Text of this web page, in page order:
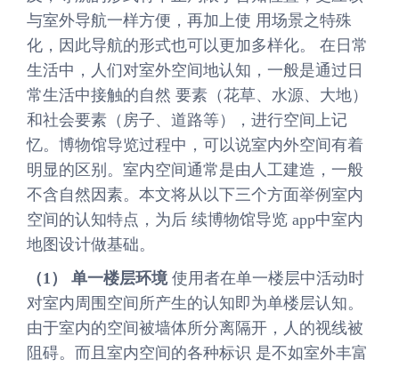
与室外导航一样方便，再加上使 用场景之特殊
化，因此导航的形式也可以更加多样化。 在日常
生活中，人们对室外空间地认知，一般是通过日
常生活中接触的自然 要素（花草、水源、大地）
和社会要素（房子、道路等），进行空间上记
忆。博物馆导览过程中，可以说室内外空间有着
明显的区别。室内空间通常是由人工建造，一般
不含自然因素。本文将从以下三个方面举例室内
空间的认知特点，为后 续博物馆导览 app中室内
地图设计做基础。
（1） 单一楼层环境使用者在单一楼层中活动时
对室内周围空间所产生的认知即为单楼层认知。
由于室内的空间被墙体所分离隔开，人的视线被
阻碍。而且室内空间的各种标识 是不如室外丰富